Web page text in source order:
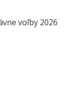
voľby 2026